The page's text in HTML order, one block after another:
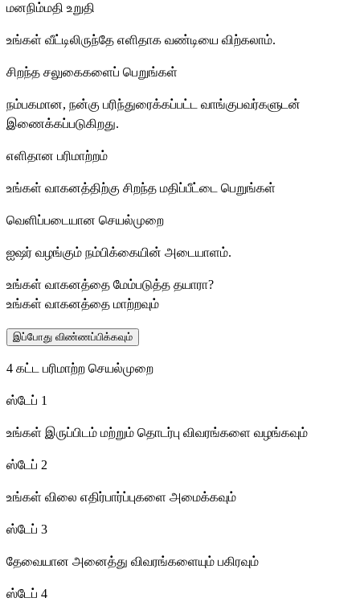
மனநிம்மதி உறுதி
உங்கள் வீட்டிலிருந்தே எளிதாக வண்டியை விற்கலாம்.
சிறந்த சலுகைகளைப் பெறுங்கள்
நம்பகமான, நன்கு பரிந்துரைக்கப்பட்ட வாங்குபவர்களுடன்
இணைக்கப்படுகிறது.
எளிதான பரிமாற்றம்
உங்கள் வாகனத்திற்கு சிறந்த மதிப்பீட்டை பெறுங்கள்
வெளிப்படையான செயல்முறை
ஐஷர் வழங்கும் நம்பிக்கையின் அடையாளம்.
உங்கள் வாகனத்தை மேம்படுத்த தயாரா?
உங்கள் வாகனத்தை மாற்றவும்
இப்போது விண்ணப்பிக்கவும்
4 கட்ட பரிமாற்ற செயல்முறை
ஸ்டேப் 1
உங்கள் இருப்பிடம் மற்றும் தொடர்பு விவரங்களை வழங்கவும்
ஸ்டேப் 2
உங்கள் விலை எதிர்பார்ப்புகளை அமைக்கவும்
ஸ்டேப் 3
தேவையான அனைத்து விவரங்களையும் பகிரவும்
ஸ்டேப் 4